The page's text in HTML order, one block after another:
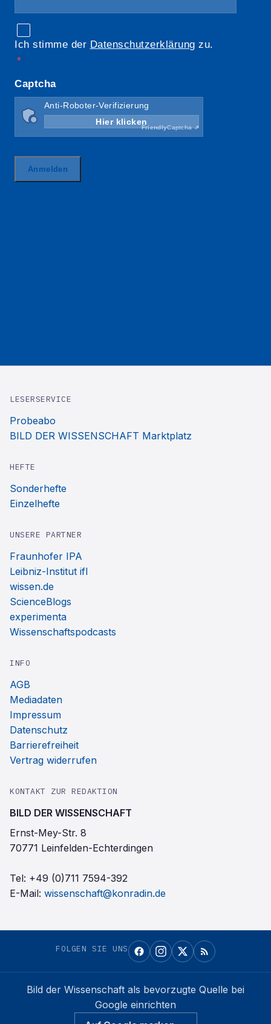
LESERSERVICE
Probeabo
BILD DER WISSENSCHAFT Marktplatz
HEFTE
Sonderhefte
Einzelhefte
UNSERE PARTNER
Fraunhofer IPA
Leibniz-Institut ifl
wissen.de
ScienceBlogs
experimenta
Wissenschaftspodcasts
INFO
AGB
Mediadaten
Impressum
Datenschutz
Barrierefreiheit
Vertrag widerrufen
KONTAKT ZUR REDAKTION
BILD DER WISSENSCHAFT
Ernst-Mey-Str. 8
70771 Leinfelden-Echterdingen
Tel: +49 (0)711 7594-392
E-Mail: wissenschaft@konradin.de
FOLGEN SIE UNS
Bild der Wissenschaft als bevorzugte Quelle bei
Google einrichten